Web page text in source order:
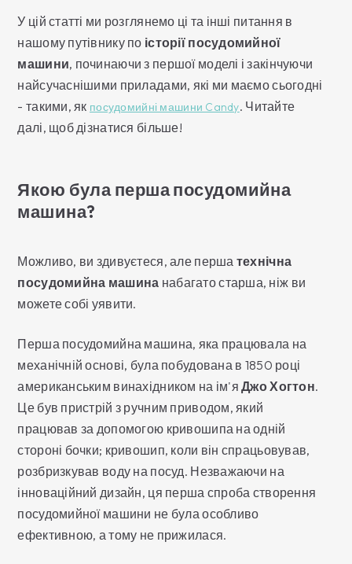
У цій статті ми розглянемо ці та інші питання в
нашому путівнику по історії посудомийної
машини, починаючи з першої моделі і закінчуючи
найсучаснішими приладами, які ми маємо сьогодні
- такими, як посудомийні машини Candy. Читайте
далі, щоб дізнатися більше!
Якою була перша посудомийна
машина?
Можливо, ви здивуєтеся, але перша технічна
посудомийна машина набагато старша, ніж ви
можете собі уявити.
Перша посудомийна машина, яка працювала на
механічній основі, була побудована в 1850 році
американським винахідником на ім'яДжо Хогтон.
Це був пристрій з ручним приводом, який
працював за допомогою кривошипа на одній
стороні бочки; кривошип, коли він спрацьовував,
розбризкував воду на посуд. Незважаючи на
інноваційний дизайн, ця перша спроба створення
посудомийної машини не була особливо
ефективною, а тому не прижилася.